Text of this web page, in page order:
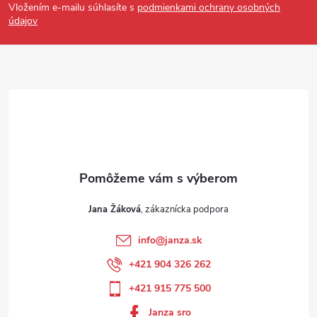
Vložením e-mailu súhlasíte s podmienkami ochrany osobných
údajov
Jana Žáková
info@janza.sk
+421 904 326 262
+421 915 775 500
Janza sro